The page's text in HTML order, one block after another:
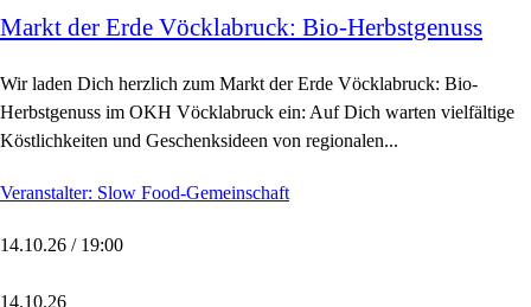
Markt der Erde Vöcklabruck: Bio-Herbstgenuss
Wir laden Dich herzlich zum Markt der Erde Vöcklabruck: Bio-
Herbstgenuss im OKH Vöcklabruck ein: Auf Dich warten vielfältige
Köstlichkeiten und Geschenksideen von regionalen...
Veranstalter: Slow Food-Gemeinschaft
14.10.26 / 19:00
14.10.26